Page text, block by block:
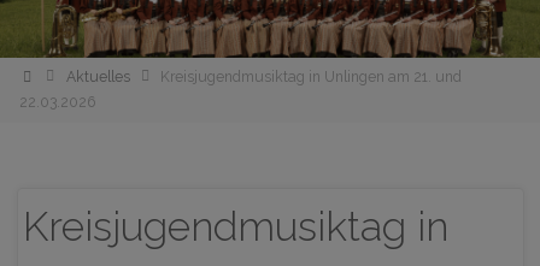
HomeAktuelles
Kreisjugendmusiktag in Unlingen am 21. und
22.03.2026
Kreisjugendmusiktag in